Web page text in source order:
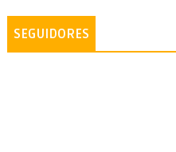
SEGUIDORES